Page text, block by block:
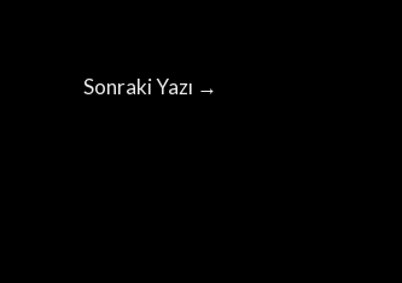
Sonraki Yazı →